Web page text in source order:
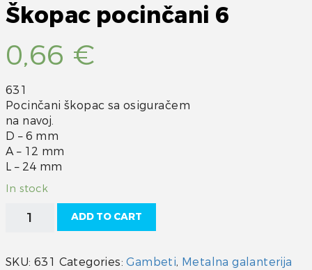
Škopac pocinčani 6
0,66 €
631
Pocinčani škopac sa osiguračem
na navoj.
D – 6 mm
A – 12 mm
L – 24 mm
In stock
Škopac
pocinčani
quantity
ADD TO CART
SKU: 631 Categories:Gambeti, Metalna galanterija